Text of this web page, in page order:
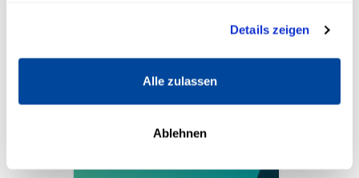
Details zeigen
Alle zulassen
Ablehnen